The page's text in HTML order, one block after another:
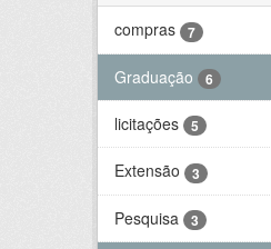
compras
7
Graduação 6
licitações 5
Extensão 3
Pesquisa 3